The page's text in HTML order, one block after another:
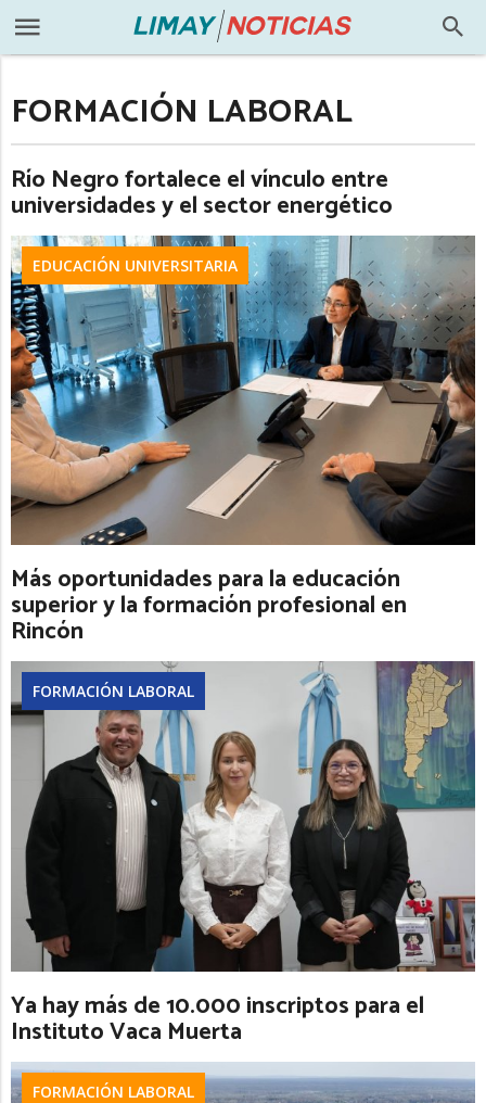
FORMACIÓN LABORAL
Río Negro fortalece el vínculo entre
universidades y el sector energético
EDUCACIÓN UNIVERSITARIA
Más oportunidades para la educación
superior y la formación profesional en
Rincón
FORMACIÓN LABORAL
Ya hay más de 10.000 inscriptos para el
Instituto Vaca Muerta
FORMACIÓN LABORAL